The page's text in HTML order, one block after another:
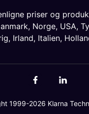
priser og
, Norge, USA,
, Irland, Italien,
1999-2026 Klarna